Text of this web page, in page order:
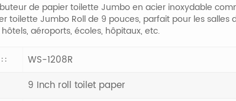
de papier toilette Jumbo en acier inoxydable
toilette Jumbo Roll de 9 pouces, parfait pour les salles
aéroports, écoles, hôpitaux, etc.
: WS-1208R
9 Inch roll toilet paper